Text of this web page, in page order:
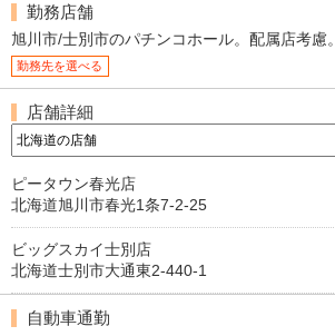
勤務店舗
旭川市/士別市のパチンコホール。配属店考慮。
勤務先を選べる
店舗詳細
ピータウン春光店
北海道旭川市春光1条7-2-25
ビッグスカイ士別店
北海道士別市大通東2-440-1
自動車通勤